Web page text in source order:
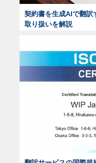
契約書を生成AIで翻訳
取り扱いを解説